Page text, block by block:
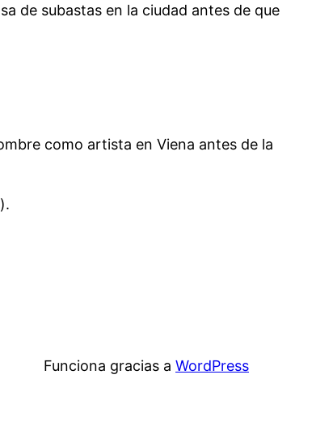
de subastas en la ciudad antes de que
como artista en Viena antes de la
Funciona gracias a WordPress